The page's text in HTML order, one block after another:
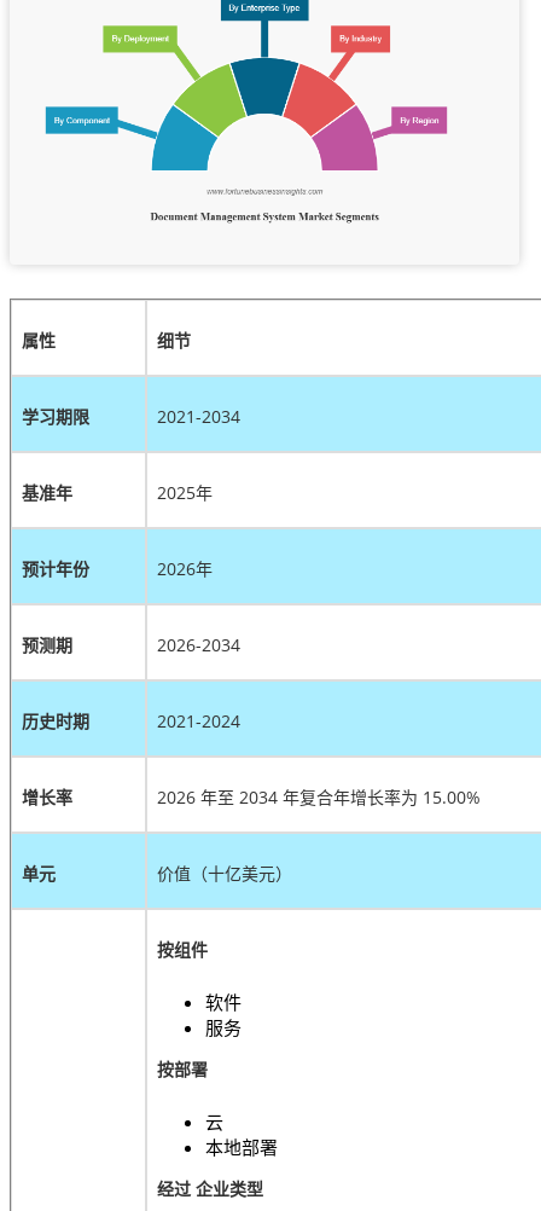
属性 细节
学习期限 2021-2034
基准年 2025年
预计年份 2026年
预测期 2026-2034
历史时期 2021-2024
增长率 2026 年至 2034 年复合年增长率为 15.00%
单元 价值（十亿美元）
按组件
软件
服务
按部署
云
本地部署
经过 企业类型